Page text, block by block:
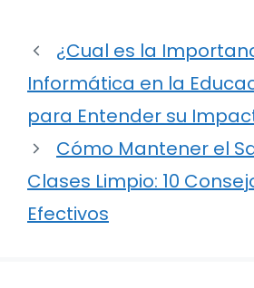
¿Cual es la
Informática en la
para Entender su
Cómo Mantener el
Clases Limpio: 10
Efectivos